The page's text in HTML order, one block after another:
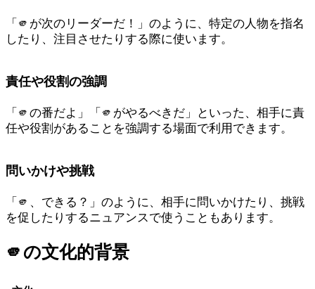
「🫵が次のリーダーだ！」のように、特定の人物を指名
したり、注目させたりする際に使います。
責任や役割の強調
「🫵の番だよ」「🫵がやるべきだ」といった、相手に責
任や役割があることを強調する場面で利用できます。
問いかけや挑戦
「🫵、できる？」のように、相手に問いかけたり、挑戦
を促したりするニュアンスで使うこともあります。
🫵 の文化的背景